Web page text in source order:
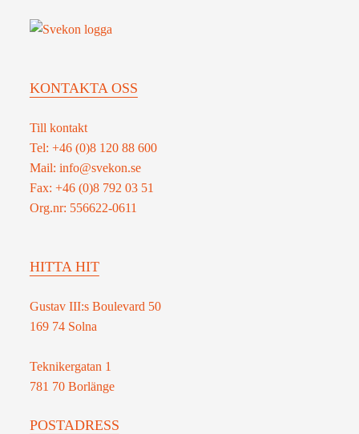
KONTAKTA OSS
Till kontakt
Tel: +46 (0)8 120 88 600
Mail: info@svekon.se
Fax: +46 (0)8 792 03 51
Org.nr: 556622-0611
HITTA HIT
Gustav III:s Boulevard 50
169 74 Solna
Teknikergatan 1
781 70 Borlänge
POSTADRESS